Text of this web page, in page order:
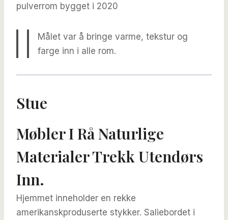
pulverrom bygget i 2020
Målet var å bringe varme, tekstur og
farge inn i alle rom.
Stue
Møbler I Rå Naturlige
Materialer Trekk Utendørs
Inn.
Hjemmet inneholder en rekke
amerikanskproduserte stykker. Saliebordet i